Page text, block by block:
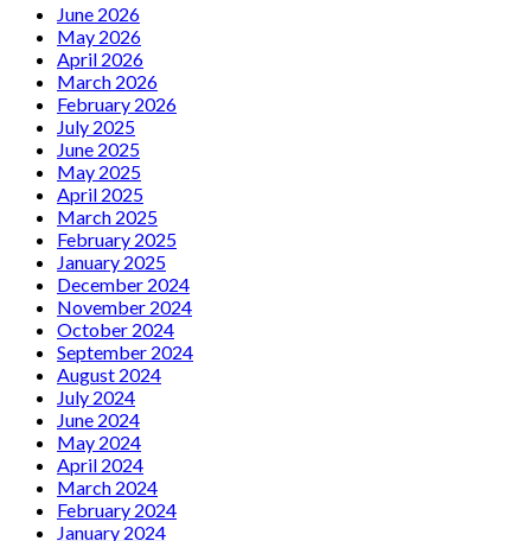
June 2026
May 2026
April 2026
March 2026
February 2026
July 2025
June 2025
May 2025
April 2025
March 2025
February 2025
January 2025
December 2024
November 2024
October 2024
September 2024
August 2024
July 2024
June 2024
May 2024
April 2024
March 2024
February 2024
January 2024